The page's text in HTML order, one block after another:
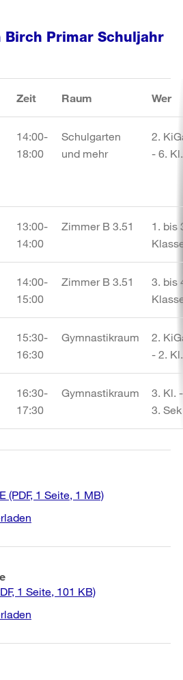
Birch Primar Schuljahr
Zeit Raum Wer
14:00-
18:00
Schulgarten
und mehr
2.
- 6. Kl.
13:00-
14:00
Zimmer B 3.51
1. bis
14:00-
15:00
Zimmer B 3.51
3. bis
15:30-
16:30
Gymnastikraum
2.
- 2. Kl.
16:30-
17:30
Gymnastikraum
3. Kl. -
3. Sek
(PDF, 1 Seite, 1 MB)
1 Seite, 101 KB)